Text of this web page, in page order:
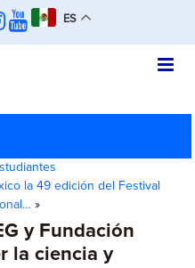
ES
la 49 edición del Festival
»
y Fundación
la ciencia y